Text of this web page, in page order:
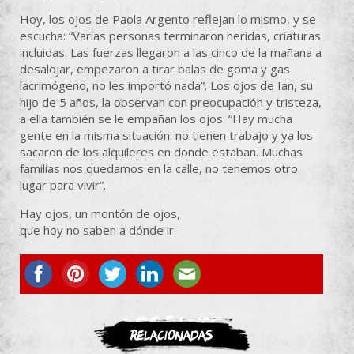
Hoy, los ojos de Paola Argento reflejan lo mismo, y se
escucha: “Varias personas terminaron heridas, criaturas
incluidas. Las fuerzas llegaron a las cinco de la mañana a
desalojar, empezaron a tirar balas de goma y gas
lacrimógeno, no les importó nada”. Los ojos de Ian, su
hijo de 5 años, la observan con preocupación y tristeza,
a ella también se le empañan los ojos: “Hay mucha
gente en la misma situación: no tienen trabajo y ya los
sacaron de los alquileres en donde estaban. Muchas
familias nos quedamos en la calle, no tenemos otro
lugar para vivir”.
Hay ojos, un montón de ojos,
que hoy no saben a dónde ir.
ASOCIATE
Relacionadas